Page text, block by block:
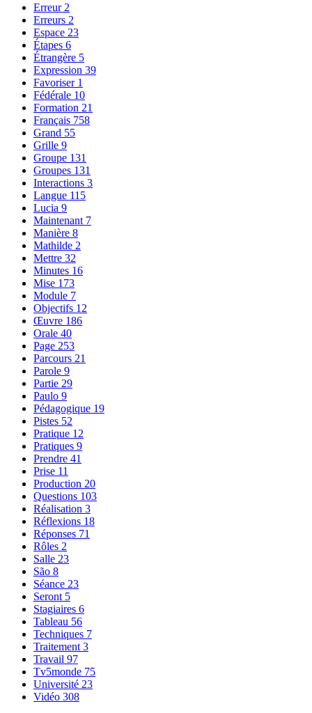
Erreur 2
Erreurs 2
Espace 23
Étapes 6
Étrangère 5
Expression 39
Favoriser 1
Fédérale 10
Formation 21
Français 758
Grand 55
Grille 9
Groupe 131
Groupes 131
Interactions 3
Langue 115
Lucia 9
Maintenant 7
Manière 8
Mathilde 2
Mettre 32
Minutes 16
Mise 173
Module 7
Objectifs 12
Œuvre 186
Orale 40
Page 253
Parcours 21
Parole 9
Partie 29
Paulo 9
Pédagogique 19
Pistes 52
Pratique 12
Pratiques 9
Prendre 41
Prise 11
Production 20
Questions 103
Réalisation 3
Réflexions 18
Réponses 71
Rôles 2
Salle 23
São 8
Séance 23
Seront 5
Stagiaires 6
Tableau 56
Techniques 7
Traitement 3
Travail 97
Tv5monde 75
Université 23
Vidéo 308